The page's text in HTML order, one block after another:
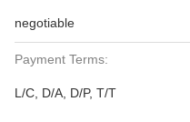
negotiable
Payment Terms:
L/C, D/A, D/P, T/T